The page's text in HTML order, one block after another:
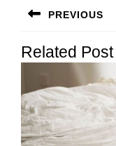
по
записям
PREVIOUS
запись:
Related Post